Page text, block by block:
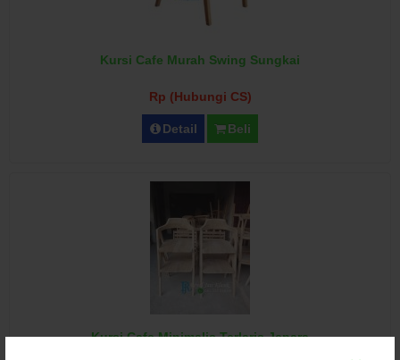
Kursi Cafe Murah Swing Sungkai
Rp (Hubungi CS)
Detail Beli
Kursi Cafe Minimalis Terlaris Jepara